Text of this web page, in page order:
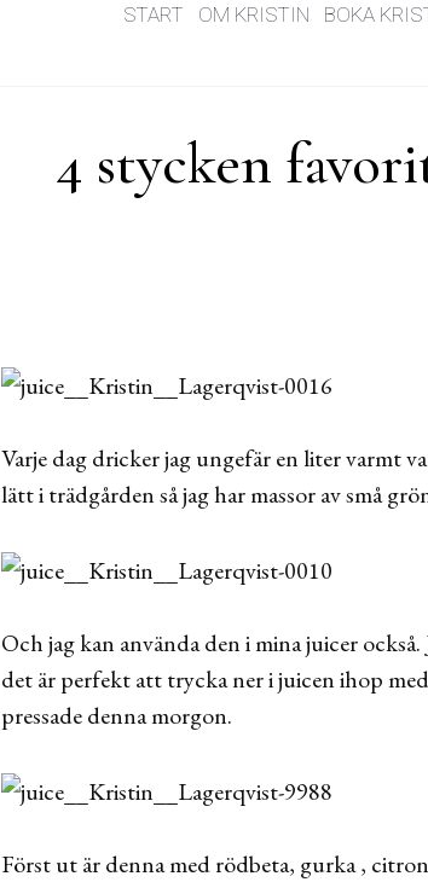
START OM KRISTIN BOKA
4 stycken
Varje dag dricker jag ungefär en liter varmt
lätt i trädgården så jag har massor av små
Och jag kan använda den i mina juicer
det är perfekt att trycka ner i juicen ihop
pressade denna morgon.
Först ut är denna med rödbeta, gurka ,